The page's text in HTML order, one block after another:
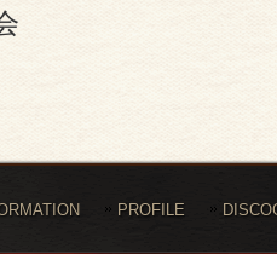
PROFILE